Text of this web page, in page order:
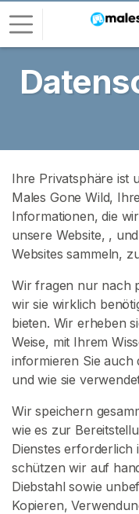
Ihre Privatsphäre ist
Males Gone Wild,
Informationen, die
unsere Website, ,
Websites sammeln,
Wir fragen nur nach
wir sie wirklich
bieten. Wir erheben
Weise, mit Ihrem
informieren Sie auch
und wie sie
Wir speichern
wie es zur
Dienstes erforderlich
schützen wir auf
Diebstahl sowie
Kopieren,
L
o
I
n
R
E
G
I
S
R
I
E
R
E
N
S
I
E
S
I
C
K
O
S